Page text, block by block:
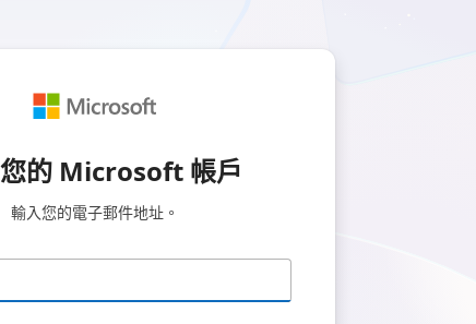
的 Microsoft 帳戶
輸入您的電子郵件地址。